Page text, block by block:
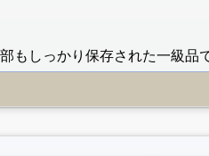
もしっかり保存された一級品